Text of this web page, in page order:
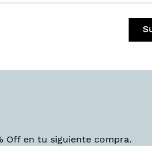
Off en tu siguiente compra.